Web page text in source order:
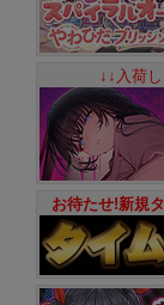
↓↓入荷
お待たせ!新規